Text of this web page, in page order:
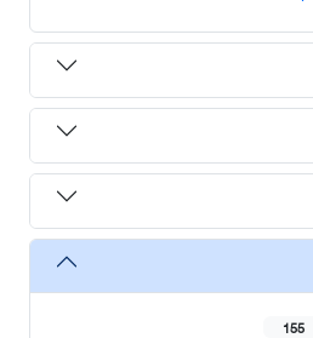
155